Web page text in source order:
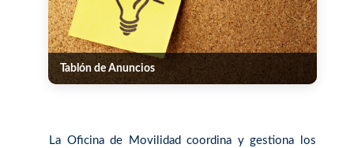
Tablón de Anuncios
La Oficina de Movilidad coordina y gestiona los